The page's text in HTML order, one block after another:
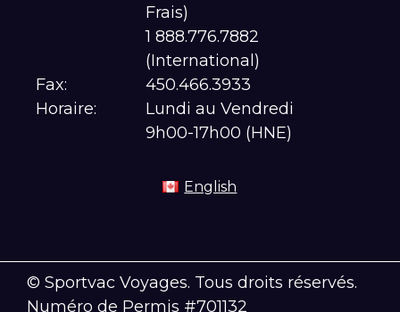
Frais)
1 888.776.7882
(International)
Fax:
450.466.3933
Horaire:
Lundi au Vendredi
9h00-17h00 (HNE)
English
© Sportvac Voyages. Tous droits réservés.
Numéro de Permis #701132